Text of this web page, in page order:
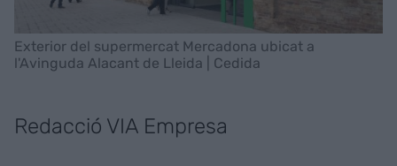
Exterior del supermercat Mercadona ubicat a
l'Avinguda Alacant de Lleida | Cedida
Redacció VIA Empresa